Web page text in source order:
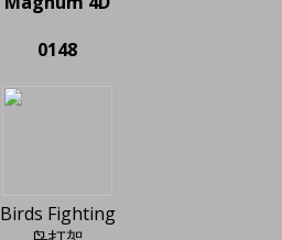
0148
Birds Fighting